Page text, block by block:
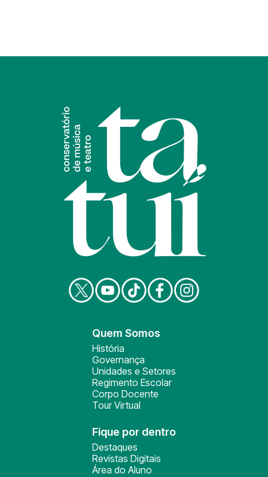
Quem Somos
História
Governança
Unidades e Setores
Regimento Escolar
Corpo Docente
Tour Virtual
Fique por dentro
Destaques
Revistas Digitais
Área do Aluno